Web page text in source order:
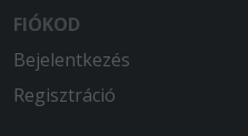
FIÓKOD
Bejelentkezés
Regisztráció